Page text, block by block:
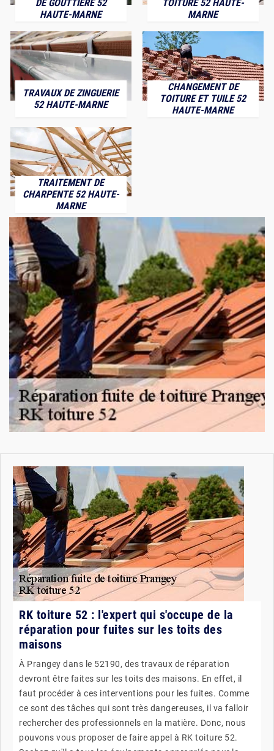
DE GOUTTIÈRE 52
HAUTE-MARNE
TOITURE 52 HAUTE-
MARNE
TRAVAUX DE ZINGUERIE
52 HAUTE-MARNE
CHANGEMENT DE
TOITURE ET TUILE 52
HAUTE-MARNE
TRAITEMENT DE
CHARPENTE 52 HAUTE-
MARNE
RK toiture 52 : l'expert qui s'occupe de la
réparation pour fuites sur les toits des
maisons
À Prangey dans le 52190, des travaux de réparation
devront être faites sur les toits des maisons. En effet, il
faut procéder à ces interventions pour les fuites. Comme
ce sont des tâches qui sont très dangereuses, il va falloir
rechercher des professionnels en la matière. Donc, nous
pouvons vous proposer de faire appel à RK toiture 52.